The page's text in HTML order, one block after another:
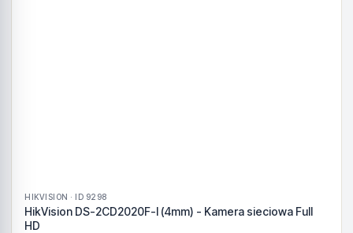
HIKVISION · ID 9298
HikVision DS-2CD2020F-I (4mm) - Kamera sieciowa Full
HD